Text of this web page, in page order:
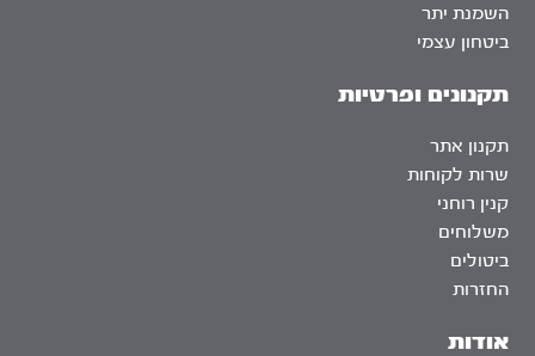
אודות
השמנת יתר
ביטחון עצמי
תקנונים ופרטיות
תקנון אתר
שרות לקוחות
קנין רוחני
משלוחים
ביטולים
החזרות